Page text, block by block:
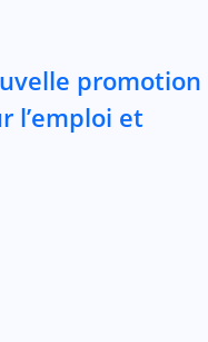
promotion
l’emploi et